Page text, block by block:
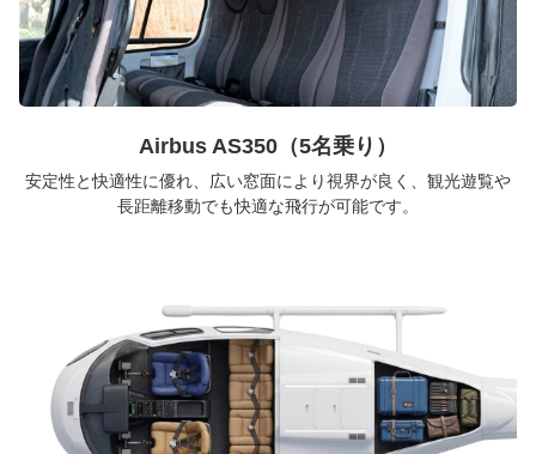
Airbus AS350（5名乗り）
安定性と快適性に優れ、広い窓面により視界が良く、観光遊覧や
長距離移動でも快適な飛行が可能です。